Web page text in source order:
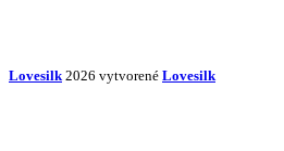
Lovesilk 2026 vytvorené Lovesilk